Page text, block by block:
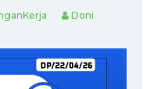
Doni